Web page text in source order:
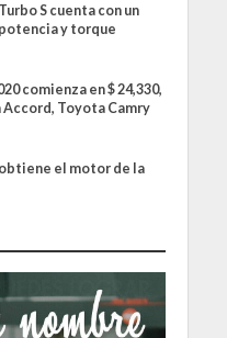
S cuenta con un
y torque
comienza en $ 24,330,
Accord, Toyota Camry
obtiene el motor de la